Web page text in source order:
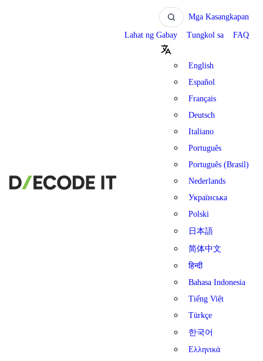
Mga Kasangkapan
Lahat ng Gabay Tungkol sa FAQ
English
Español
Français
Deutsch
Italiano
Português
Português (Brasil)
Nederlands
Українська
Polski
日本語
简体中文
हिन्दी
Bahasa Indonesia
Tiếng Việt
Türkçe
한국어
Ελληνικά